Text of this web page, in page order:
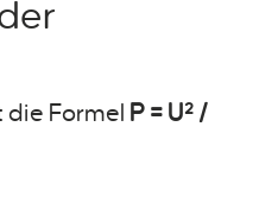
Formel P = U² /